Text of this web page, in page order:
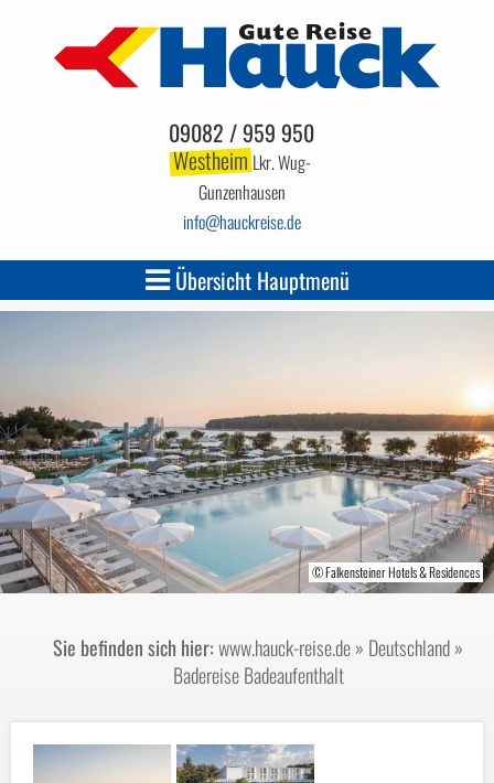
09082 / 959 950
WestheimLkr. Wug-
Gunzenhausen
info hauckreise.de
Übersicht Hauptmenü
© Falkensteiner Hotels & Residences
© Falkensteiner Hotels & Residences
Sie befinden sich hier:www.hauck-reise.de» Deutschland»
Badereise Badeaufenthalt